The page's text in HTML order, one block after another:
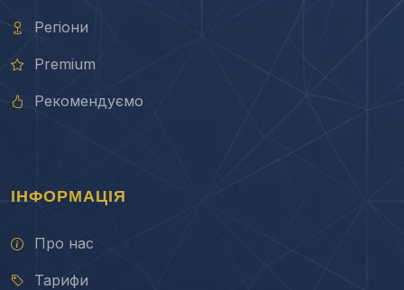
Регіони
Premium
Рекомендуємо
ІНФОРМАЦІЯ
Про нас
Тарифи